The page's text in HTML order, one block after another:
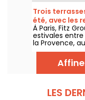
imaginée par
servie
Trois
été, avec les
À Paris, Fitz
estivales entre
la Provence,
la Tour Eiffel.
terrasse,
sans quitter
LES